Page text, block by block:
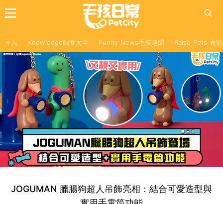
主頁 Knowledge飼養大全 Funny News毛孩趣聞 Raise Pets 養
JOGUMAN 臘腸狗超人吊飾亮相：結合可愛造型與